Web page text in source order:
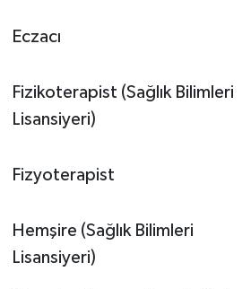
Eczacı
Fizikoterapist (Sağlık Bilimleri
Lisansiyeri)
Fizyoterapist
Hemşire (Sağlık Bilimleri
Lisansiyeri)